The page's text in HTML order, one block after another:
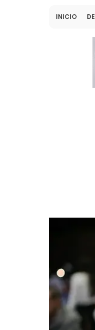
INICIO